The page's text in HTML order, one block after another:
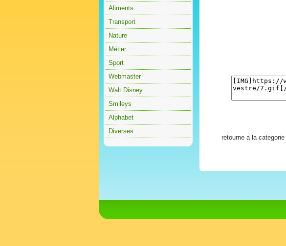
Aliments
Transport
Nature
Métier
Sport
Webmaster
Walt Disney
Smileys
Alphabet
Diverses
retourne a la categorie